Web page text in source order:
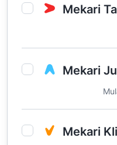
Mekari
Mekari
Mekari